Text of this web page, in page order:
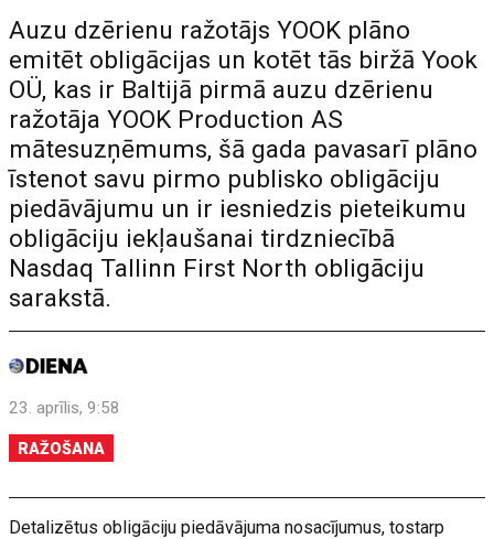
Auzu dzērienu ražotājs YOOK plāno
emitēt obligācijas un kotēt tās biržā Yook
OÜ, kas ir Baltijā pirmā auzu dzērienu
ražotāja YOOK Production AS
mātesuzņēmums, šā gada pavasarī plāno
īstenot savu pirmo publisko obligāciju
piedāvājumu un ir iesniedzis pieteikumu
obligāciju iekļaušanai tirdzniecībā
Nasdaq Tallinn First North obligāciju
sarakstā.
23. aprīlis, 9:58
RAŽOŠANA
Detalizētus obligāciju piedāvājuma nosacījumus, tostarp